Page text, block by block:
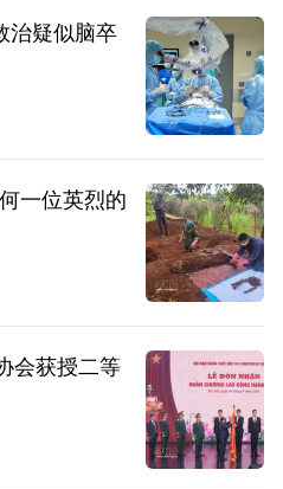
治疑似脑卒
一位英烈的
会获授二等